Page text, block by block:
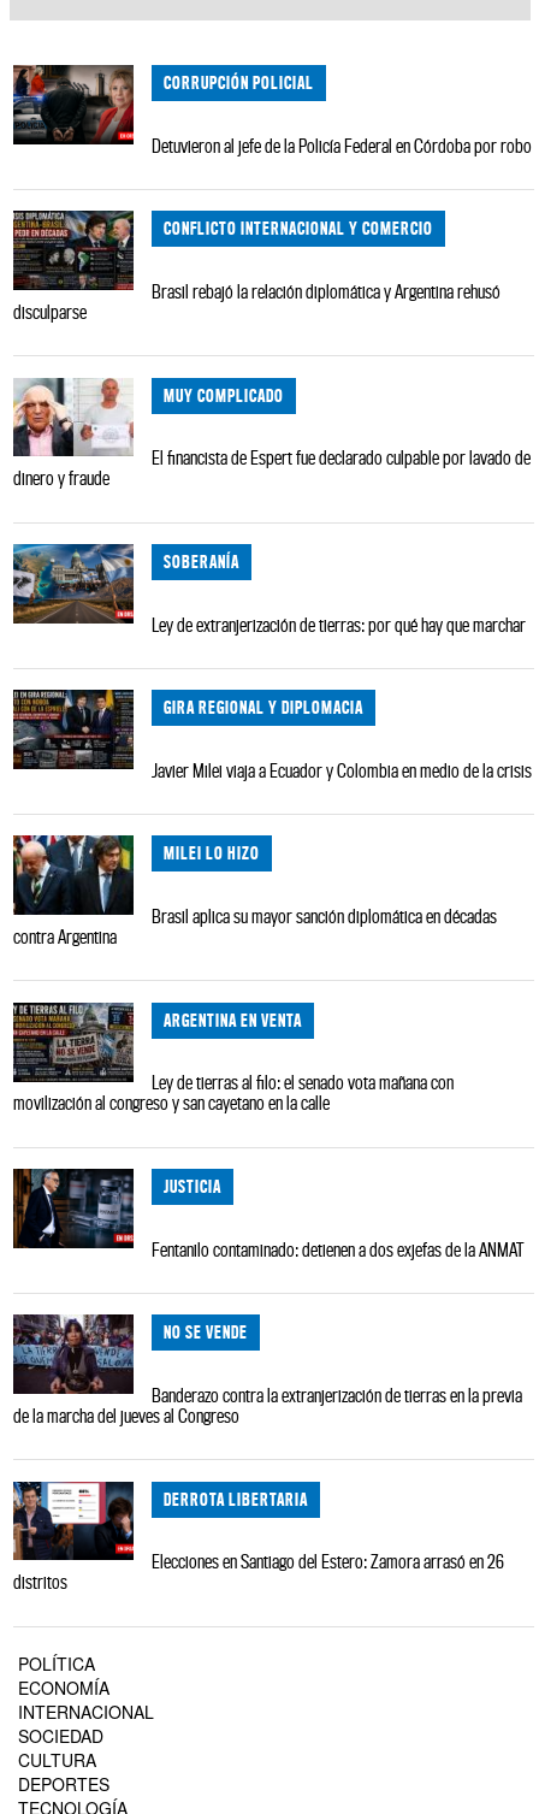
CORRUPCIÓN POLICIAL
Detuvieron al jefe de la Policía Federal en Córdoba por robo
CONFLICTO INTERNACIONAL Y COMERCIO
Brasil rebajó la relación diplomática y Argentina rehusó
disculparse
MUY COMPLICADO
El financista de Espert fue declarado culpable por lavado de
dinero y fraude
SOBERANÍA
Ley de extranjerización de tierras: por qué hay que marchar
GIRA REGIONAL Y DIPLOMACIA
Javier Milei viaja a Ecuador y Colombia en medio de la crisis
MILEI LO HIZO
Brasil aplica su mayor sanción diplomática en décadas
contra Argentina
ARGENTINA EN VENTA
Ley de tierras al filo: el senado vota mañana con
movilización al congreso y san cayetano en la calle
JUSTICIA
Fentanilo contaminado: detienen a dos exjefas de la ANMAT
NO SE VENDE
Banderazo contra la extranjerización de tierras en la previa
de la marcha del jueves al Congreso
DERROTA LIBERTARIA
Elecciones en Santiago del Estero: Zamora arrasó en 26
distritos
POLÍTICA
ECONOMÍA
INTERNACIONAL
SOCIEDAD
CULTURA
DEPORTES
TECNOLOGÍA